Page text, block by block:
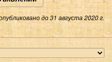
до 31 августа 2020 г.